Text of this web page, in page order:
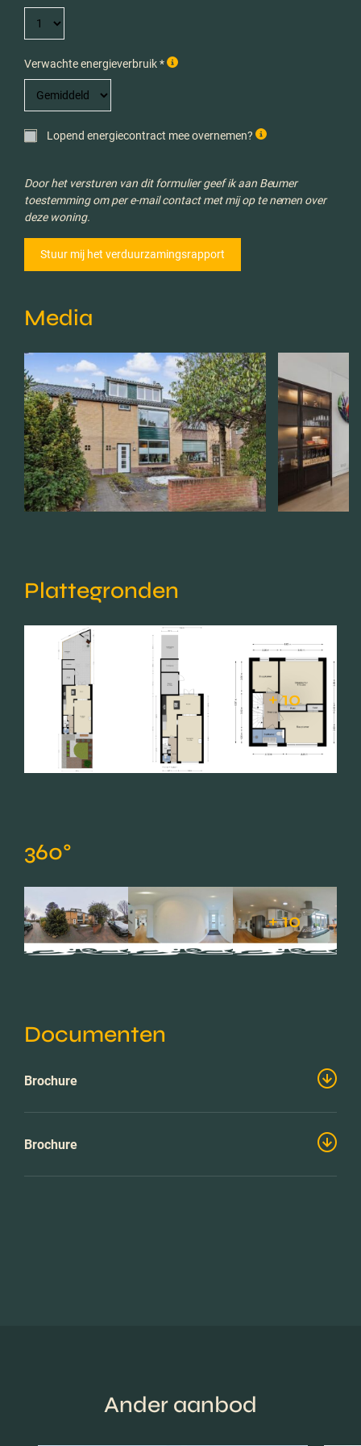
Verwachte energieverbruik *
Lopend energiecontract mee overnemen?
Door het versturen van dit formulier geef ik aan Beumer
toestemming om per e-mail contact met mij op te nemen over
deze woning.
Media
Plattegronden
+ 10
360°
+ 10
Documenten
Brochure
Brochure
Ander aanbod